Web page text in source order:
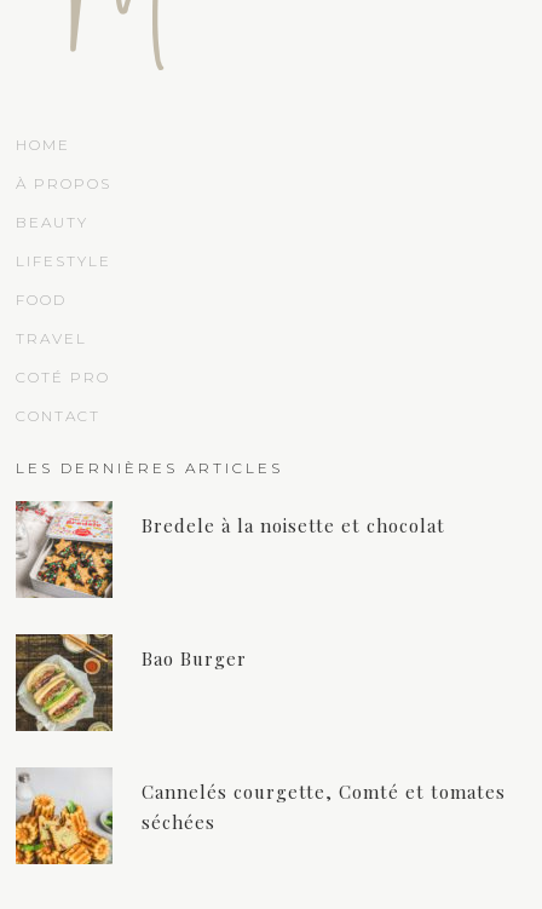
HOME
À PROPOS
BEAUTY
LIFESTYLE
FOOD
TRAVEL
COTÉ PRO
CONTACT
LES DERNIÈRES ARTICLES
Bredele à la noisette et chocolat
Bao Burger
Cannelés courgette, Comté et tomates
séchées